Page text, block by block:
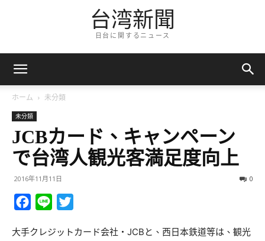
台湾新聞
日台に関するニュース
ホーム 未分類
未分類
JCBカード、キャンペーン
で台湾人観光客満足度向上
2016年11月11日 0
Facebook
Line
大手クレジットカード会社・JCBと、西日本鉄道等は、観光